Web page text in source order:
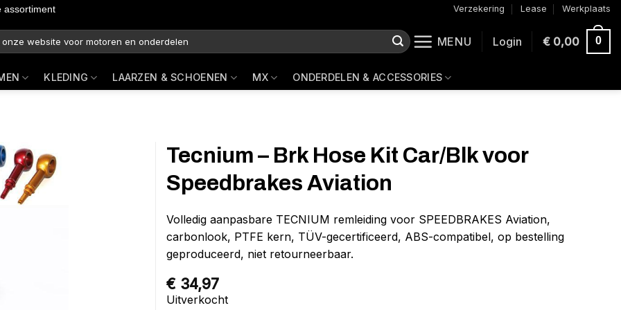
assortiment Verzekering Lease Werkplaats
MENU Login €0,00 0
KLEDING LAARZEN & SCHOENEN MX ONDERDELEN & ACCESSORIES
Tecnium – Brk Hose Kit Car/Blk voor
Speedbrakes Aviation
Volledig aanpasbare TECNIUM remleiding voor SPEEDBRAKES Aviation,
carbonlook, PTFE kern, TÜV-gecertificeerd, ABS-compatibel, op bestelling
geproduceerd, niet retourneerbaar.
€ 34,97
Uitverkocht